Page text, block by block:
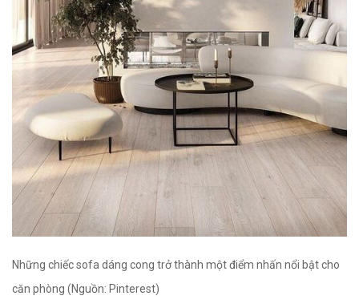
Những chiếc sofa dáng cong trở thành một điểm nhấn nổi bật cho
căn phòng (Nguồn: Pinterest)